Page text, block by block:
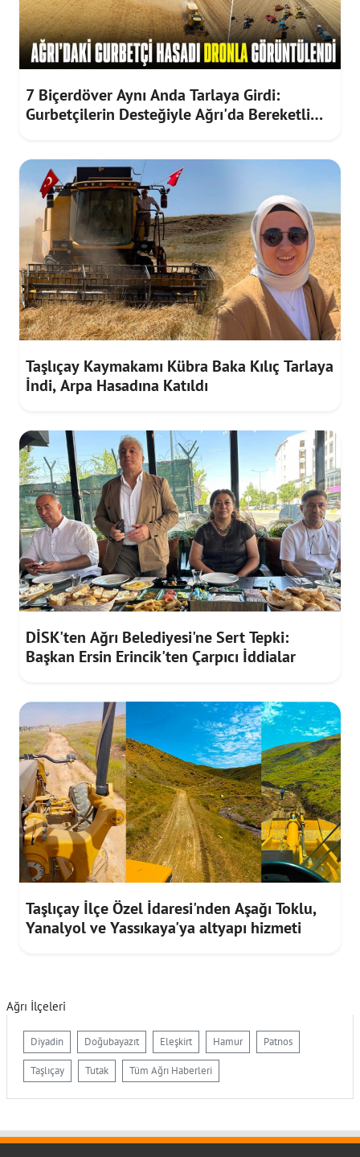
7 Biçerdöver Aynı Anda Tarlaya Girdi:
Gurbetçilerin Desteğiyle Ağrı'da Bereketli
Taşlıçay Kaymakamı Kübra Baka Kılıç Tarlaya
İndi, Arpa Hasadına Katıldı
DİSK'ten Ağrı Belediyesi'ne Sert Tepki:
Başkan Ersin Erincik'ten Çarpıcı İddialar
Taşlıçay İlçe Özel İdaresi'nden Aşağı Toklu,
Yanalyol ve Yassıkaya'ya altyapı hizmeti
Ağrı İlçeleri
Diyadin Doğubayazıt Eleşkirt Hamur Patnos
Taşlıçay Tutak Tüm Ağrı Haberleri